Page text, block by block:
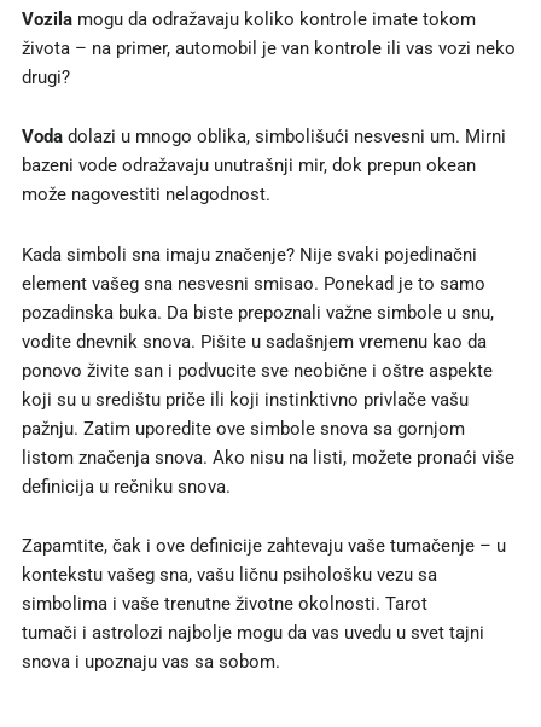
Vozila mogu da odražavaju koliko kontrole imate tokom
života – na primer, automobil je van kontrole ili vas vozi neko
drugi?
Vodadolazi u mnogo oblika, simbolišući nesvesni um. Mirni
bazeni vode odražavaju unutrašnji mir, dok prepun okean
može nagovestiti nelagodnost.
Kada simboli sna imaju značenje? Nije svaki pojedinačni
element vašeg sna nesvesni smisao. Ponekad je to samo
pozadinska buka. Da biste prepoznali važne simbole u ​​snu,
vodite dnevnik snova. Pišite u sadašnjem vremenu kao da
ponovo živite san i podvucite sve neobične i oštre aspekte
koji su u središtu priče ili koji instinktivno privlače vašu
pažnju. Zatim uporedite ove simbole snova sa gornjom
listom značenja snova. Ako nisu na listi, možete pronaći više
definicija u rečniku snova.
Zapamtite, čak i ove definicije zahtevaju vaše tumačenje – u
kontekstu vašeg sna, vašu ličnu psihološku vezu sa
simbolima i vaše trenutne životne okolnosti. Tarot
tumači i astrolozi najbolje mogu da vas uvedu u svet tajni
snova i upoznaju vas sa sobom.